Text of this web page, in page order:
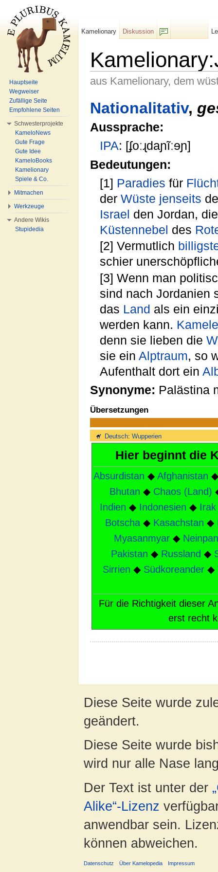
aus Kamelionary, dem
Nationalitativ,
Aussprache:
IPA: [ʄoːɻdaɲĩːɘɲ]
Bedeutungen:
[1] Paradies für
derWüste jenseits
Israel den Jordan,
Küstennebel des
[2] Vermutlich
schier
[3] Wenn man
sind nach Jordanien
das Land als ein
werden kann.
denn sie lieben die
sie einAlptraum, so
Aufenthalt dort ein
Synonyme: Palästina
Übersetzungen
Deutsch:Wupperien
Hier beginnt die
Absurdistan ◆ Afghanistan ◆
Bhutan ◆ Chaos (Land)
Indien ◆ Indonesien ◆ Irak
Botscha◆ Kasachstan ◆
Myasanmyar ◆ Neinpan
Pakistan ◆ Russland ◆
Sirrien ◆ Südkoreander◆
Für die Richtigkeit dieser
erst recht
Kamelionary
Diskussion
Hauptseite
Wegweiser
Zufällige Seite
Empfohlene Seiten
Schwesterprojekte
KameloNews
Gute Frage
Gute Idee
KameloBooks
Kamelionary
Spiele & Co.
Mitmachen
Werkzeuge
Andere Wikis
Stupidedia
Diese Seite wurde
geändert.
Diese Seite wurde
wird nur alle Nase
Der Text ist unter der
Alike“-Lizenz
anwendbar sein.
können abweichen.
Datenschutz Über Kamelopedia Impressum